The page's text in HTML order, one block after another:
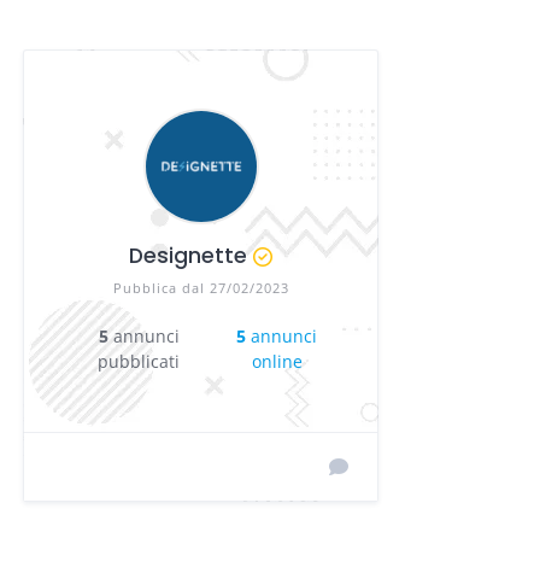
Designette
Pubblica dal 27/02/2023
5annunci
pubblicati
5 annunci
online